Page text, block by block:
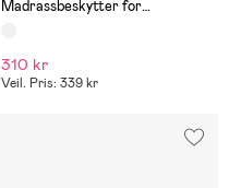
Madrassbeskytter for
310 kr
Veil. Pris: 339 kr